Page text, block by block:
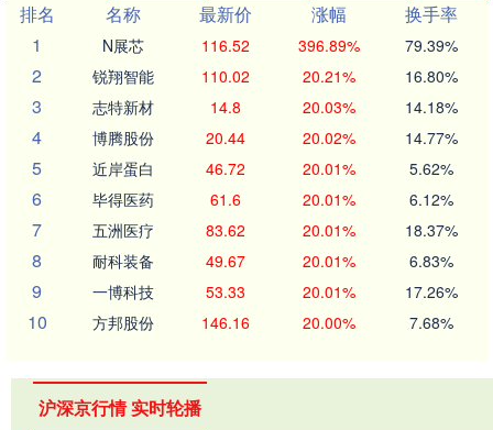
排名
名称 最新价 涨幅
换手率
1
N展芯 116.52 396.89% 79.39%
2 锐翔智能 110.02 20.21% 16.80%
3 志特新材 14.8 20.03% 14.18%
4 博腾股份 20.44 20.02% 14.77%
5 近岸蛋白 46.72 20.01% 5.62%
6 毕得医药 61.6 20.01% 6.12%
7 五洲医疗 83.62 20.01% 18.37%
8 耐科装备 49.67 20.01% 6.83%
9 一博科技 53.33 20.01% 17.26%
10 方邦股份 146.16 20.00% 7.68%
沪深京行情 实时轮播